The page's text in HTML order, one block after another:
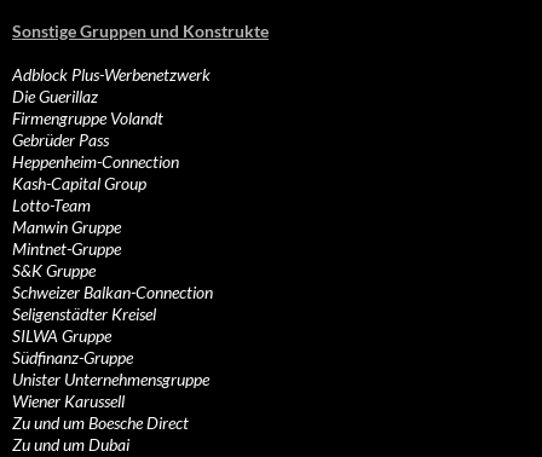
Sonstige Gruppen und Konstrukte
Adblock Plus-Werbenetzwerk
Die Guerillaz
Firmengruppe Volandt
Gebrüder Pass
Heppenheim-Connection
Kash-Capital Group
Lotto-Team
Manwin Gruppe
Mintnet-Gruppe
S&K Gruppe
Schweizer Balkan-Connection
Seligenstädter Kreisel
SILWA Gruppe
Südfinanz-Gruppe
Unister Unternehmensgruppe
Wiener Karussell
Zu und um Boesche Direct
Zu und um Dubai